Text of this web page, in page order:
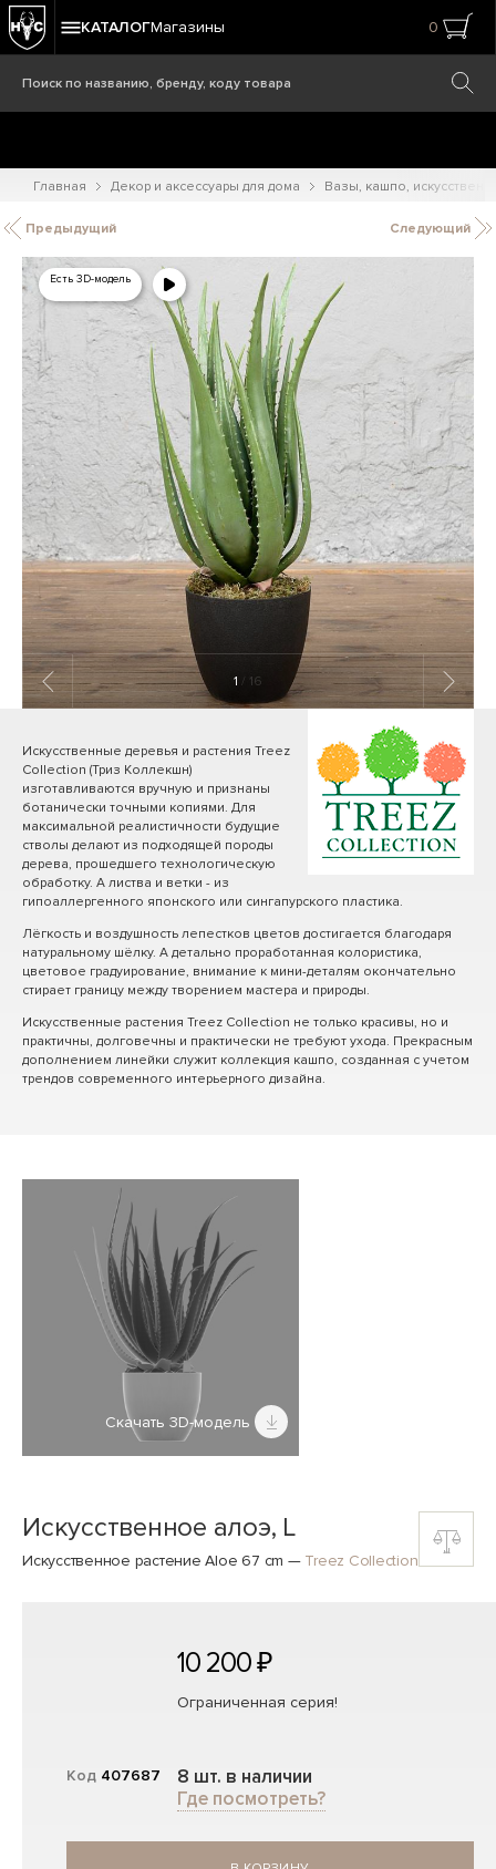
КАТАЛОГМагазины 0
Главная Декор и аксессуары для дома Вазы, кашпо,
Предыдущий Следующий
Есть 3D-модель
1 / 16
Искусственные деревья и растения Treez
Collection (Триз Коллекшн)
изготавливаются вручную и признаны
ботанически точными копиями. Для
максимальной реалистичности будущие
стволы делают из подходящей породы
дерева, прошедшего технологическую
обработку. А листва и ветки - из
гипоаллергенного японского или сингапурского пластика.
Лёгкость и воздушность лепестков цветов достигается благодаря
натуральному шёлку. А детально проработанная колористика,
цветовое градуирование, внимание к мини-деталям окончательно
стирает границу между творением мастера и природы.
Искусственные растения Treez Collection не только красивы, но и
практичны, долговечны и практически не требуют ухода. Прекрасным
дополнением линейки служит коллекция кашпо, созданная с учетом
трендов современного интерьерного дизайна.
Скачать 3D-модель
Искусственное алоэ, L
Искусственное растение Aloe 67 cm — Treez Collection
Код 407687
10 200 ₽
Ограниченная серия!
8 шт. в наличии
Где посмотреть?